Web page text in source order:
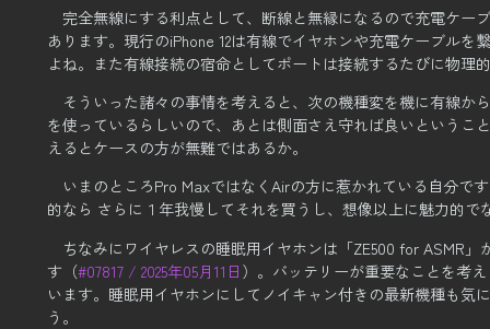
完全無線にする利点として、断線と無縁になるので充電ケー
あります。 現行のiPhone 12は有線でイヤホンや充電ケーブルを
よね。 また有線接続の宿命としてポートは接続するたびに物理
そういった諸々の事情を考えると、次の機種変を機に有線か
を使っているらしいので、 あとは側面さえ守れば良いというこ
えるとケースの方が無難ではあるか。
いまのところPro MaxではなくAirの方に惹かれている自分で
的なら さらに１年我慢してそれを買うし、想像以上に魅力的
ちなみにワイヤレスの睡眠用イヤホンは「ZE500 for ASMR
す（#07817 / 2025年05月11日 ）。 バッテリーが重要なことを考
います。 睡眠用イヤホンにしてノイキャン付きの最新機種も気
う。